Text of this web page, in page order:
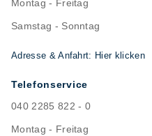
Montag - Freitag
Samstag - Sonntag
Adresse & Anfahrt: Hier klicken
Telefonservice
040 2285 822 - 0
Montag - Freitag